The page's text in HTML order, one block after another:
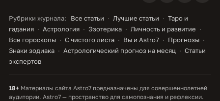
Рубрики журнала: Все статьи Лучшие статьи
Таро и
гадания
Астрология Эзотерика
Личность и развитие
Все гороскопы
С чистого листа Вы и Astro7
Прогнозы
Знаки зодиака
Астрологический прогноз на месяц
Статьи
экспертов
18+ Материалы сайта Astro7 предназначены для совершеннолетней
аудитории. Astro7 — пространство для самопознания и рефлексии.